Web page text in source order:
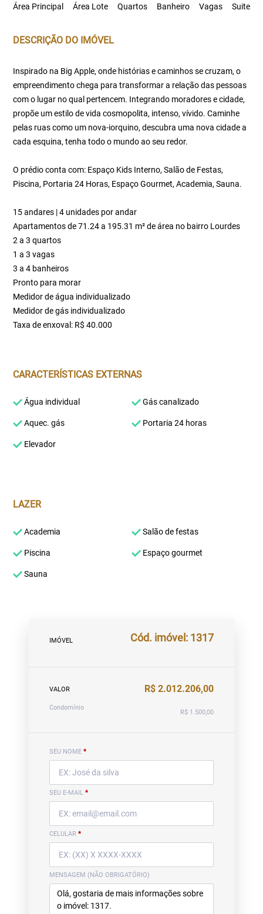
Área Principal
Área Lote
Quartos
Banheiro
Vagas
Suite
DESCRIÇÃO DO IMÓVEL
Inspirado na Big Apple, onde histórias e caminhos se cruzam, o
empreendimento chega para transformar a relação das pessoas
com o lugar no qual pertencem. Integrando moradores e cidade,
propõe um estilo de vida cosmopolita, intenso, vívido. Caminhe
pelas ruas como um nova-iorquino, descubra uma nova cidade a
cada esquina, tenha todo o mundo ao seu redor.
O prédio conta com: Espaço Kids Interno, Salão de Festas,
Piscina, Portaria 24 Horas, Espaço Gourmet, Academia, Sauna.
15 andares | 4 unidades por andar
Apartamentos de 71.24 a 195.31 m² de área no bairro Lourdes
2 a 3 quartos
1 a 3 vagas
3 a 4 banheiros
Pronto para morar
Medidor de água individualizado
Medidor de gás individualizado
Taxa de enxoval: R$ 40.000
CARACTERÍSTICAS EXTERNAS
Água individual Gás canalizado
Aquec. gás Portaria 24 horas
Elevador
LAZER
Academia Salão de festas
Piscina Espaço gourmet
Sauna
IMÓVEL Cód. imóvel: 1317
VALOR R$ 2.012.206,00
Condomínio
R$ 1.500,00
SEU NOME *
SEU E-MAIL *
CELULAR *
MENSAGEM (NÃO OBRIGATÓRIO)